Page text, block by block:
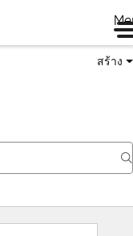
สร้าง